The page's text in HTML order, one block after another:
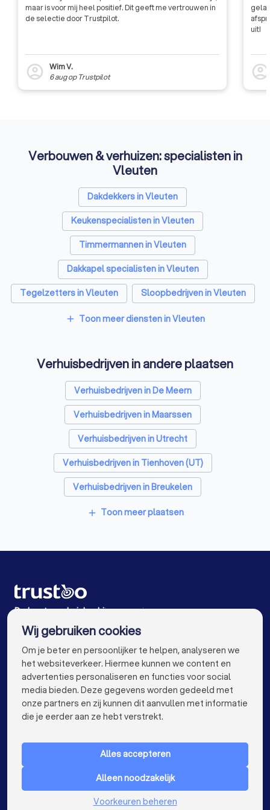
maar is voor mij heel positief. Dit geeft me vertrouwen in
de selectie door Trustpilot.
account_circle
Wim V.
6 augop Trustpilot
uit!
account_circle
Verbouwen & verhuizen: specialisten in
Vleuten
Dakdekkers in Vleuten
Keukenspecialisten in Vleuten
Timmermannen in Vleuten
Dakkapel specialisten in Vleuten
Tegelzetters in Vleuten
Sloopbedrijven in Vleuten
Bouwkundige keurders in Vleuten
add Toon meer diensten in Vleuten
Verhuisbedrijven in andere plaatsen
Verhuisbedrijven in De Meern
Verhuisbedrijven in Maarssen
Verhuisbedrijven in Utrecht
Verhuisbedrijven in Tienhoven (UT)
Verhuisbedrijven in Breukelen
Verhuisbedrijven in Kamerik
Verhuisbedrijven in De Bilt
Verhuisbedrijven in Amsterdam
Verhuisbedrijven in Rotterdam
Verhuisbedrijven in Den Haag
Verhuisbedrijven in Eindhoven
Verhuisbedrijven in Groningen
Verhuisbedrijven in Almere
Verhuisbedrijven in Breda
add Toon meer plaatsen
De beste verhuisbedrijven voor jou
VOOR PARTICULIEREN keyboard_arrow_down
Nederland
Wij gebruiken cookies
Om je beter en persoonlijker te helpen, analyseren we
het websiteverkeer. Hiermee kunnen we content en
advertenties personaliseren en functies voor social
media bieden. Deze gegevens worden gedeeld met
onze partners en zij kunnen dit aanvullen met informatie
die je eerder aan ze hebt verstrekt.
Alles accepteren
Alleen noodzakelijk
Voorkeuren beheren